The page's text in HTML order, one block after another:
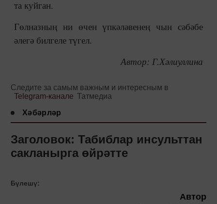
та куйган.
Гөлназның ни өчен үпкәләвенең чын сәбәбе
әлегә билгеле түгел.
Автор: Г.Хәлиуллина
Следите за самым важным и интересным в
Telegram-канале Татмедиа
Хәбәрләр
Заголовок: Табиблар инсульттан
сакланырга өйрәтте
Бүлешү:
Автор